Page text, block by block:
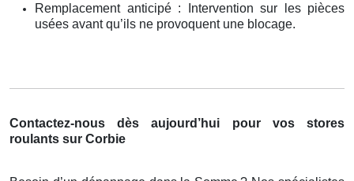
Remplacement anticipé : Intervention sur les pièces
usées avant qu’ils ne provoquent une blocage.
Contactez-nous dès aujourd’hui pour vos stores
roulants sur Corbie